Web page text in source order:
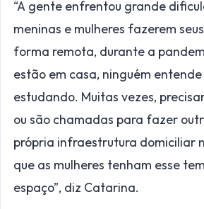
“A gente enfrentou grande
meninas e mulheres fazerem
forma remota, durante a
estão em casa, ninguém
estudando. Muitas vezes,
ou são chamadas para fazer
própria infraestrutura domiciliar
que as mulheres tenham esse
espaço”, diz Catarina.